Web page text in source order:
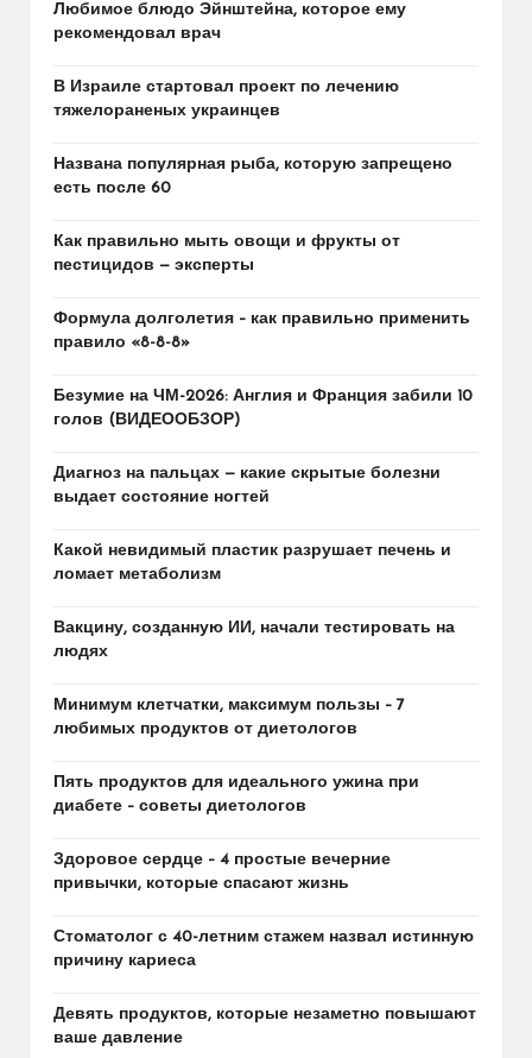
Любимое блюдо Эйнштейна, которое ему
рекомендовал врач
В Израиле стартовал проект по лечению
тяжелораненых украинцев
Названа популярная рыба, которую запрещено
есть после 60
Как правильно мыть овощи и фрукты от
пестицидов — эксперты
Формула долголетия – как правильно применить
правило «8-8-8»
Безумие на ЧМ-2026: Англия и Франция забили 10
голов (ВИДЕООБЗОР)
Диагноз на пальцах — какие скрытые болезни
выдает состояние ногтей
Какой невидимый пластик разрушает печень и
ломает метаболизм
Вакцину, созданную ИИ, начали тестировать на
людях
Минимум клетчатки, максимум пользы – 7
любимых продуктов от диетологов
Пять продуктов для идеального ужина при
диабете – советы диетологов
Здоровое сердце – 4 простые вечерние
привычки, которые спасают жизнь
Стоматолог с 40-летним стажем назвал истинную
причину кариеса
Девять продуктов, которые незаметно повышают
ваше давление